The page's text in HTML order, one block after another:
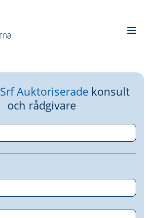
Srf Auktoriserade konsult
och rådgivare